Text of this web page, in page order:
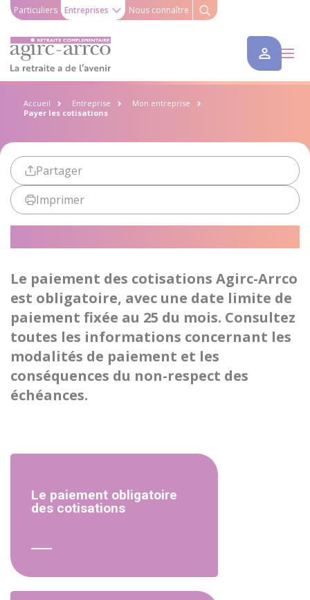
Particuliers Entreprises Nous connaître
Accueil Entreprise
Mon entreprise
Payer les cotisations
Partager
Imprimer
Le paiement des cotisations Agirc-Arrco
est obligatoire, avec une date limite de
paiement fixée au 25 du mois. Consultez
toutes les informations concernant les
modalités de paiement et les
conséquences du non-respect des
échéances.
Le paiement obligatoire
des cotisations